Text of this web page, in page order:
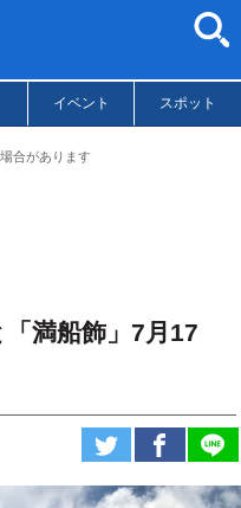
イベント スポット
合があります
満船飾」7月17